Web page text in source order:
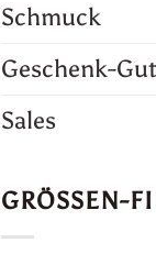
Schmuck
Geschenk-
Sales
GRÖSSEN-